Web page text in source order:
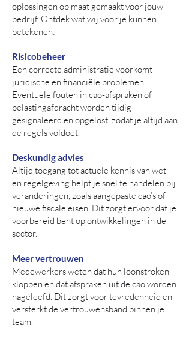
oplossingen op maat gemaakt voor jouw
bedrijf. Ontdek wat wij voor je kunnen
betekenen:
Risicobeheer
Een correcte administratie voorkomt
juridische en financiële problemen.
Eventuele fouten in cao-afspraken of
belastingafdracht worden tijdig
gesignaleerd en opgelost, zodat je altijd aan
de regels voldoet.
Deskundig advies
Altijd toegang tot actuele kennis van wet-
en regelgeving helpt je snel te handelen bij
veranderingen, zoals aangepaste cao’s of
nieuwe fiscale eisen. Dit zorgt ervoor dat je
voorbereid bent op ontwikkelingen in de
sector.
Meer vertrouwen
Medewerkers weten dat hun loonstroken
kloppen en dat afspraken uit de cao worden
nageleefd. Dit zorgt voor tevredenheid en
versterkt de vertrouwensband binnen je
team.